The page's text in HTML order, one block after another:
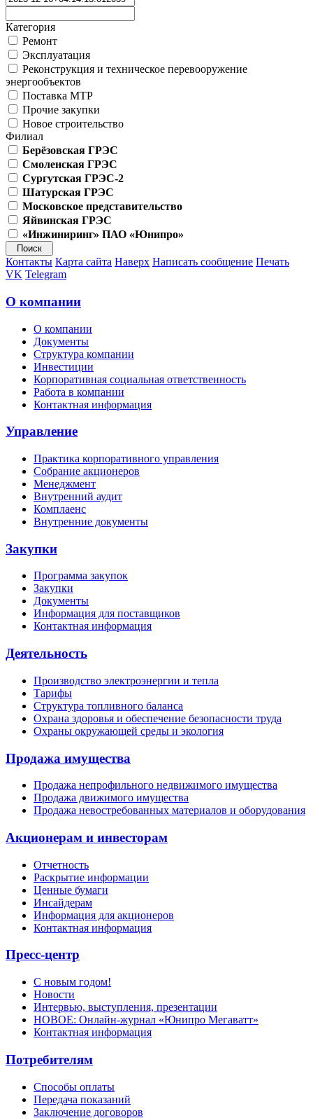
Категория
Ремонт
Эксплуатация
Реконструкция и техническое перевооружение
энергообъектов
Поставка МТР
Прочие закупки
Новое строительство
Филиал
Берёзовская ГРЭС
Смоленская ГРЭС
Сургутская ГРЭС-2
Шатурская ГРЭС
Московское представительство
Яйвинская ГРЭС
«Инжиниринг» ПАО «Юнипро»
Контакты Карта сайта Наверх Написать сообщение Печать
VK Telegram
О компании
О компании
Документы
Структура компании
Инвестиции
Корпоративная социальная ответственность
Работа в компании
Контактная информация
Управление
Практика корпоративного управления
Собрание акционеров
Менеджмент
Внутренний аудит
Комплаенс
Внутренние документы
Закупки
Программа закупок
Закупки
Документы
Информация для поставщиков
Контактная информация
Деятельность
Производство электроэнергии и тепла
Тарифы
Структура топливного баланса
Охрана здоровья и обеспечение безопасности труда
Охраны окружающей среды и экология
Продажа имущества
Продажа непрофильного недвижимого имущества
Продажа движимого имущества
Продажа невостребованных материалов и оборудования
Акционерам и инвесторам
Отчетность
Раскрытие информации
Ценные бумаги
Инсайдерам
Информация для акционеров
Контактная информация
Пресс-центр
С новым годом!
Новости
Интервью, выступления, презентации
НОВОЕ: Онлайн-журнал «Юнипро Мегаватт»
Контактная информация
Потребителям
Способы оплаты
Передача показаний
Заключение договоров